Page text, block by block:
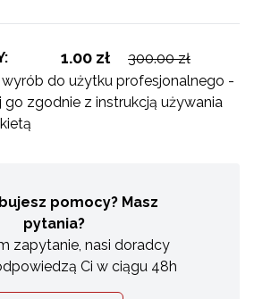
1.00 zł 300.00 zł
wyrób do użytku profesjonalnego -
go zgodnie z instrukcją używania
pomocy? Masz
pytania?
zapytanie, nasi doradcy
Ci w ciągu 48h